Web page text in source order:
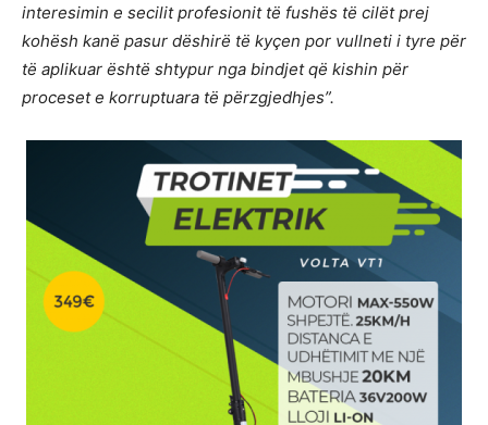
interesimin e secilit profesionit të fushës të cilët prej
kohësh kanë pasur dëshirë të kyçen por vullneti i tyre për
të aplikuar është shtypur nga bindjet që kishin për
proceset e korruptuara të përzgjedhjes”.